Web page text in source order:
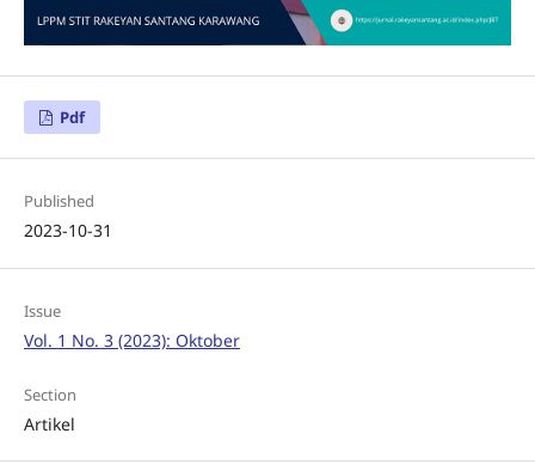
Pdf
Published
2023-10-31
Issue
Vol. 1 No. 3 (2023): Oktober
Section
Artikel